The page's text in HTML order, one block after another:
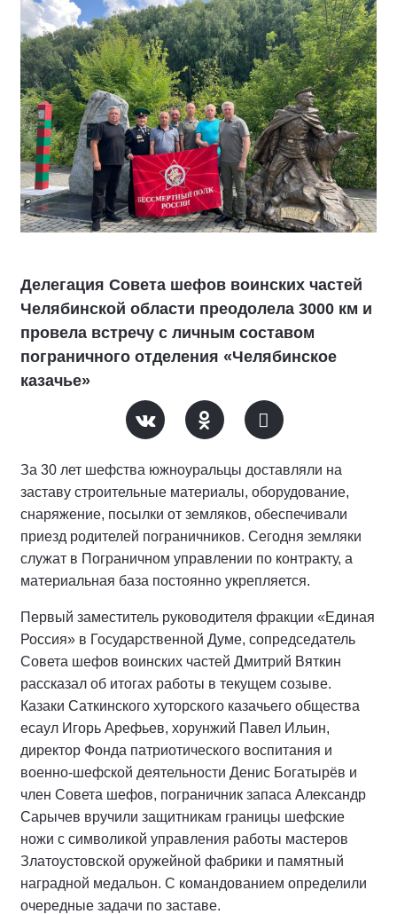
Делегация Совета шефов воинских частей
Челябинской области преодолела 3000 км и
провела встречу с личным составом
пограничного отделения «Челябинское
казачье»
За 30 лет шефства южноуральцы доставляли на
заставу строительные материалы, оборудование,
снаряжение, посылки от земляков, обеспечивали
приезд родителей пограничников. Сегодня земляки
служат в Пограничном управлении по контракту, а
материальная база постоянно укрепляется.
Первый заместитель руководителя фракции «Единая
Россия» в Государственной Думе, сопредседатель
Совета шефов воинских частей Дмитрий Вяткин
рассказал об итогах работы в текущем созыве.
Казаки Саткинского хуторского казачьего общества
есаул Игорь Арефьев, хорунжий Павел Ильин,
директор Фонда патриотического воспитания и
военно-шефской деятельности Денис Богатырёв и
член Совета шефов, пограничник запаса Александр
Сарычев вручили защитникам границы шефские
ножи с символикой управления работы мастеров
Златоустовской оружейной фабрики и памятный
наградной медальон. С командованием определили
очередные задачи по заставе.